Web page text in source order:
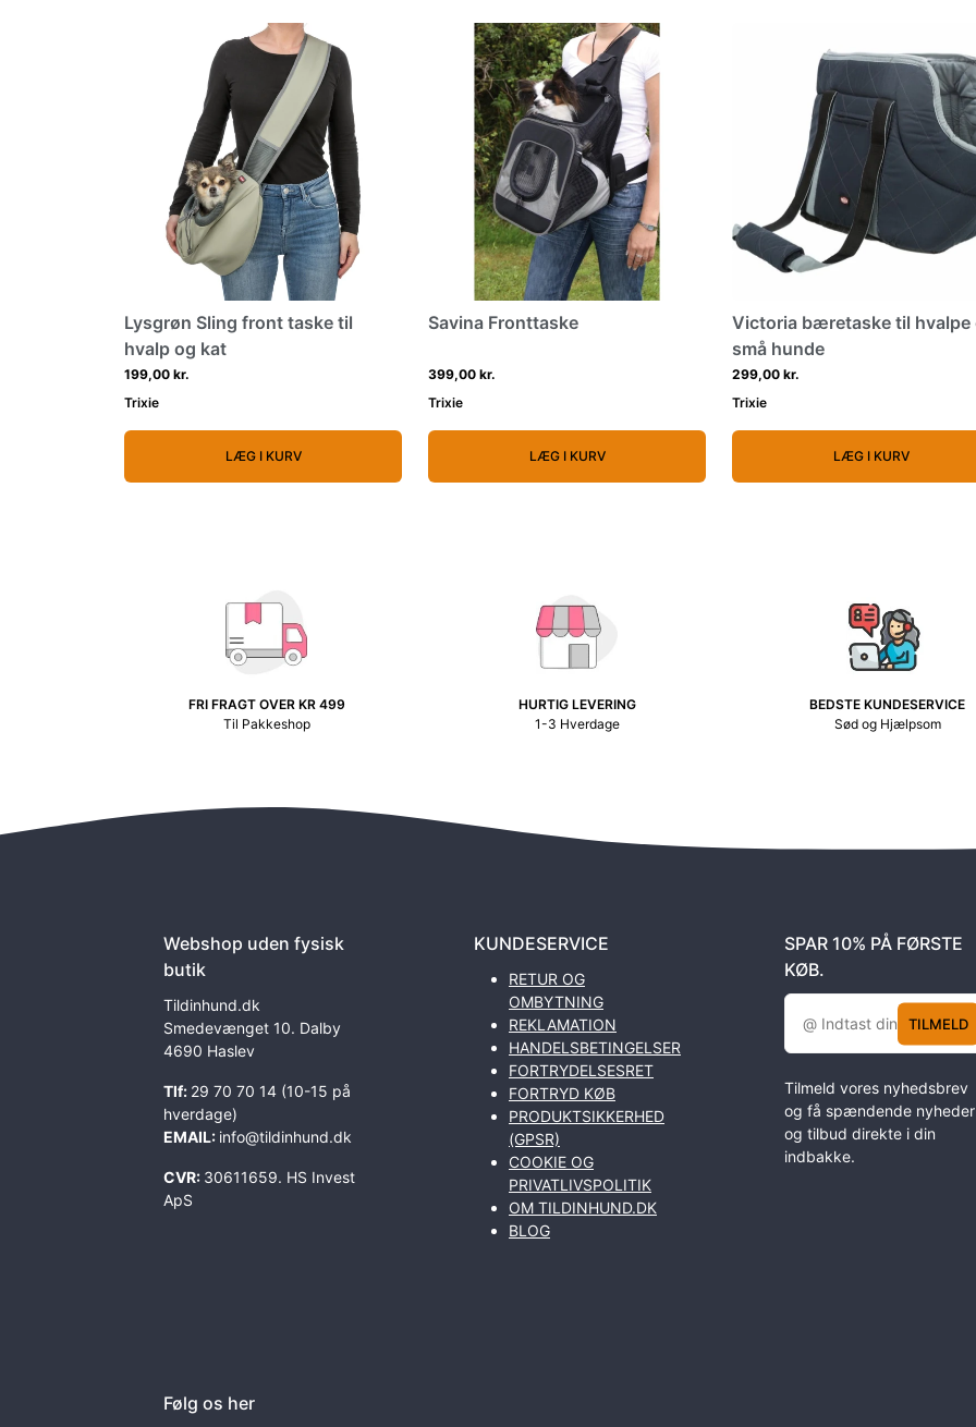
Lysgrøn Sling front taske til
hvalp og kat
199,00 kr.
Trixie
LÆG I KURV
Savina Fronttaske
399,00 kr.
Trixie
LÆG I KURV
Victoria bæretaske til hvalpe
små hunde
299,00 kr.
Trixie
LÆG I KURV
FRI FRAGT OVER KR 499
Til Pakkeshop
HURTIG LEVERING
1-3 Hverdage
BEDSTE KUNDESERVICE
Sød og Hjælpsom
Webshop uden fysisk
butik
Tildinhund.dk
Smedevænget 10. Dalby
4690 Haslev
Tlf: 29 70 70 14 (10-15 på
hverdage)
EMAIL: info@tildinhund.dk
CVR: 30611659. HS Invest
ApS
KUNDESERVICE
RETUR OG
OMBYTNING
REKLAMATION
HANDELSBETINGELSER
FORTRYDELSESRET
FORTRYD KØB
PRODUKTSIKKERHED
(GPSR)
COOKIE OG
PRIVATLIVSPOLITIK
OM TILDINHUND.DK
BLOG
SPAR 10% PÅ FØRSTE
KØB.
TILMELD
Tilmeld vores nyhedsbrev
og få spændende nyheder
og tilbud direkte i din
indbakke.
Følg os her